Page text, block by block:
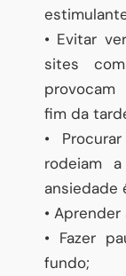
• Evitar
sites
fim da
•
rodeiam
ansiedade
• Aprender
• Fazer
fundo;